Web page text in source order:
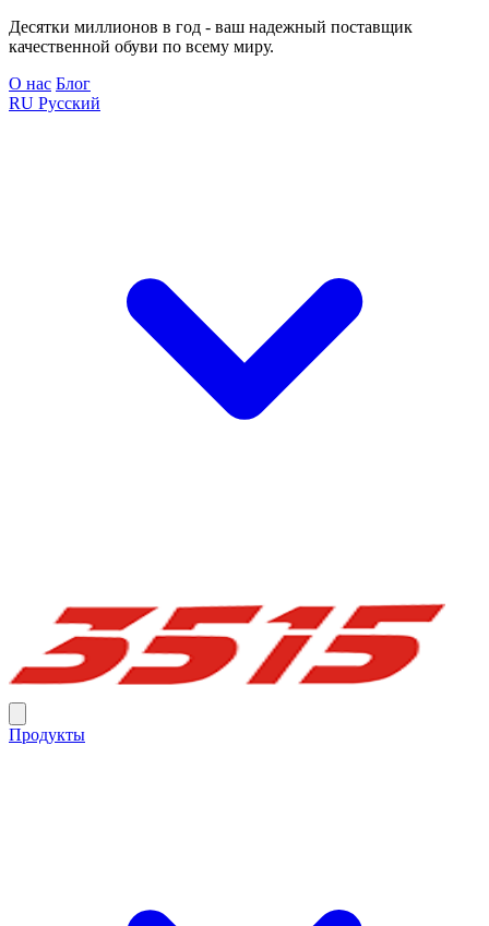
Десятки миллионов в год - ваш надежный поставщик
качественной обуви по всему миру.
О нас Блог
RU Русский
Продукты